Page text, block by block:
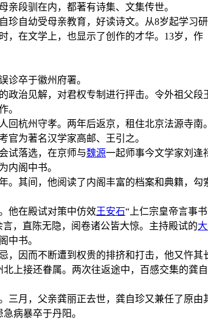
亲段驯在内，都著有诗集、文集传世。
自幼受母亲教育，好读诗文。从8岁起学习
在文学上，也显示了创作的才华。13岁，作
诊卒于徽州府署。
政治见解，对君权专制进行抨击。令外祖父
。
回杭州守孝。两年后返京，租住北京法源寺南。
官为著名汉学家高邮、王引之。
试落选，在京师与魏源一起师事今文学家刘逢
内阁中书。
。其间，他阅读了内阁丰富的档案和典籍，
他在殿试对策中仿效王安石“上仁宗皇帝言事
，直陈无隐，阅卷诸公皆大惊。主持殿试的
中书。
因而不断遭到权贵的排挤和打击，他又忤其
上接还眷属。两次往返途中，百感交集的龚
三月，父亲龚丽正去世，龚自珍又兼任了原
病暴卒于丹阳。